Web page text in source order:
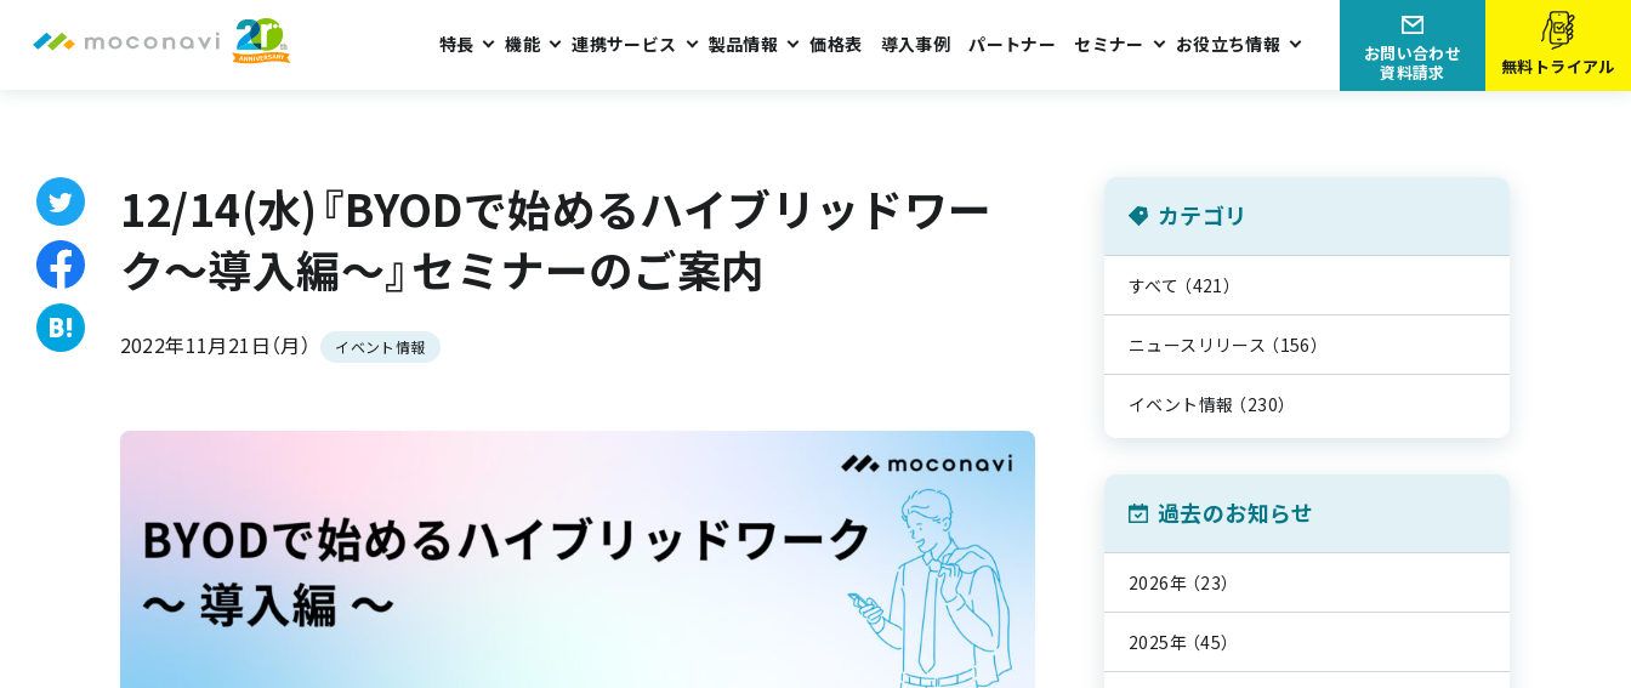
特長 機能 連携サービス 製品情報 価格表 導入事例 パートナー セミナー お役立ち情報
無料トライアル
お問い合わせ
資料請求
12/14(水)『BYODで始めるハイブリッドワー
ク～導入編～』セミナーのご案内
2022年11月21日（月） イベント情報
カテゴリ
すべて （421）
ニュースリリース （156）
イベント情報 （230）
過去のお知らせ
2026年 （23）
2025年 （45）